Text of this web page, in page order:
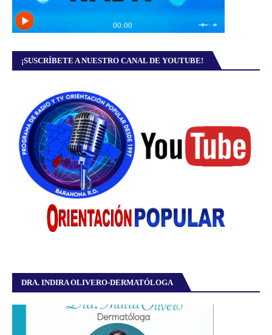
¡SUSCRÍBETE A NUESTRO CANAL DE YOUTUBE!
DRA. INDIRA OLIVERO-DERMATÓLOGA